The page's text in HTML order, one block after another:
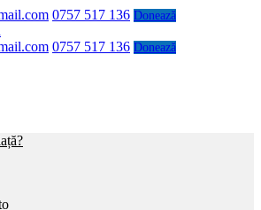
0757 517 136 Donează
0757 517 136 Donează